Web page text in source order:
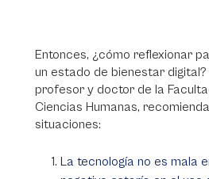
Entonces, ¿cómo reflexionar
un estado de bienestar digital?
profesor y doctor de la
Ciencias Humanas,
situaciones:
La tecnología no es mala